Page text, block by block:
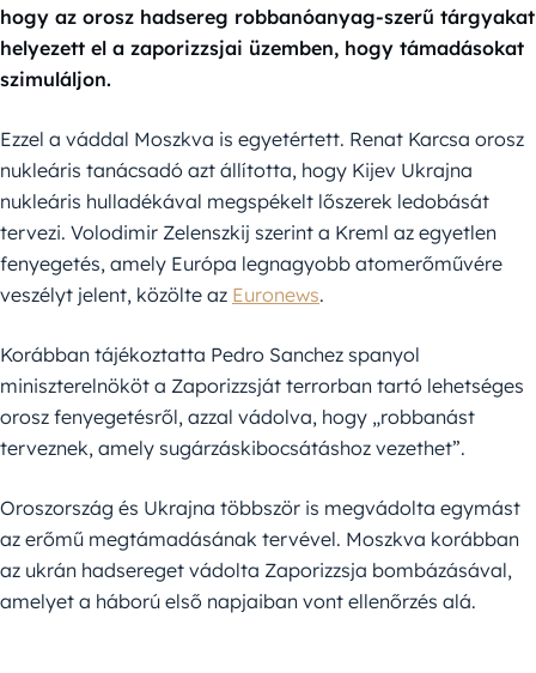
hogy az orosz hadsereg robbanóanyag-szerű tárgyakat
helyezett el a zaporizzsjai üzemben, hogy támadásokat
szimuláljon.
Ezzel a váddal Moszkva is egyetértett. Renat Karcsa orosz
nukleáris tanácsadó azt állította, hogy Kijev Ukrajna
nukleáris hulladékával megspékelt lőszerek ledobását
tervezi. Volodimir Zelenszkij szerint a Kreml az egyetlen
fenyegetés, amely Európa legnagyobb atomerőművére
veszélyt jelent, közölte az Euronews.
Korábban tájékoztatta Pedro Sanchez spanyol
miniszterelnököt a Zaporizzsját terrorban tartó lehetséges
orosz fenyegetésről, azzal vádolva, hogy „robbanást
terveznek, amely sugárzáskibocsátáshoz vezethet”.
Oroszország és Ukrajna többször is megvádolta egymást
az erőmű megtámadásának tervével. Moszkva korábban
az ukrán hadsereget vádolta Zaporizzsja bombázásával,
amelyet a háború első napjaiban vont ellenőrzés alá.